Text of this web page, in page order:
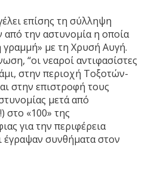
επίσης τη σύλληψη
την αστυνομία η οποία
γραμμή» με τη Χρυσή Αυγή.
“οι νεαροί αντιφασίστες
στην περιοχή Τοξοτών-
στην επιστροφή τους
μετά από
στο «100» της
για την περιφέρεια
έγραψαν συνθήματα στον